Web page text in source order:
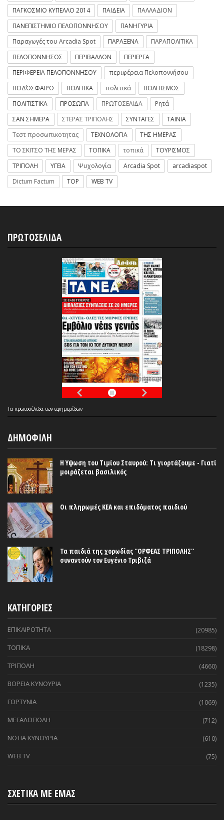
ΠΑΓΚΟΣΜΙΟ ΚΥΠΕΛΛΟ 2014
ΠΑΙΔΕΙΑ
ΠΑΛΛΑΔΙΟΝ
ΠΑΝΕΠΙΣΤΗΜΙΟ ΠΕΛΟΠΟΝΝΗΣΟΥ
ΠΑΝΗΓΥΡΙΑ
Παραγωγές του Arcadia Spot
ΠΑΡΑΞΕΝΑ
ΠΑΡΑΠΟΛΙΤΙΚΑ
ΠΕΛΟΠΟΝΝΗΣΟΣ
ΠΕΡΙΒΑΛΛΟΝ
ΠΕΡΙΕΡΓΑ
ΠΕΡΙΦΕΡΕΙΑ ΠΕΛΟΠΟΝΝΗΣΟΥ
περιφέρεια Πελοποννήσου
ΠΟΔΌΣΦΑΙΡΟ
ΠΟΛΙΤΙΚΑ πολιτικά
ΠΟΛΙΤΙΣΜΟΣ
ΠΟΛΙΤΙΣΤΙΚΑ
ΠΡΟΣΩΠΑ ΠΡΩΤΟΣΕΛΙΔΑ
Ρητά
ΣΑΝ ΣΗΜΕΡΑ
ΣΤΕΡΑΣ ΤΡΙΠΟΛΗΣ ΣΥΝΤΑΓΕΣ
ΤΑΙΝΙΑ
Τεστ προσωπικοτητας
ΤΕΧΝΟΛΟΓΙΑ
ΤΗΣ ΗΜΕΡΑΣ
ΤΟ ΣΚΙΤΣΟ ΤΗΣ ΜΕΡΑΣ
ΤΟΠΙΚΑ τοπικά
ΤΟΥΡΙΣΜΟΣ
ΤΡΙΠΟΛΗ
ΥΓΕΙΑ Ψυχολογία Arcadia Spot
arcadiaspot
Dictum Factum
TOP WEB TV
ΠΡΩΤΟΣΕΛΙΔΑ
Τα πρωτοσέλιδατων εφημερίδων
ΔΗΜΟΦΙΛΗ
Η Υψωση του Τιμίου Σταυρού: Τι γιορτάζουμε - Γιατί
μοιράζεται βασιλικός
Οι πληρωμές ΚΕΑ και επιδόματος παιδιού
Τα παιδιά της χορωδίας ''ΟΡΦΕΑΣ ΤΡΙΠΟΛΗΣ''
συναντούν τον Ευγένιο Τριβιζά
ΚΑΤΗΓΟΡΙΕΣ
ΕΠΙΚΑΙΡΟΤΗΤΑ (20985)
ΤΟΠΙΚΑ (18298)
ΤΡΙΠΟΛΗ (4660)
ΒΟΡΕΙΑ ΚΥΝΟΥΡΙΑ (1235)
ΓΟΡΤΥΝΙΑ (1069)
ΜΕΓΑΛΟΠΟΛΗ (712)
ΝΟΤΙΑ ΚΥΝΟΥΡΙΑ (610)
WEB TV (75)
ΣΧΕΤΙΚΑ ΜΕ ΕΜΑΣ